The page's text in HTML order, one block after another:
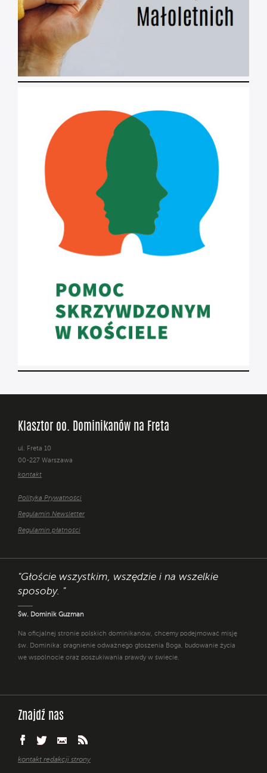
Klasztor oo. Dominikanów na Freta
ul. Freta 10
00-227 Warszawa
kontakt
Polityka Prywatności
Regulamin Newsletter
Regulamin płatności
"Głoście wszystkim, wszędzie i na wszelkie
sposoby. "
Św. Dominik Guzman
Na oficjalnej stronie polskich dominikanów, chcemy podejmować misję
św. Dominika: pragnienie odważnego głoszenia Boga, budowanie życia
we wspólnocie oraz poszukiwania prawdy w świecie.
Znajdź nas
kontakt redakcji strony